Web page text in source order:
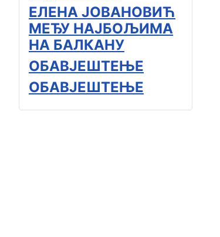
ЕЛЕНА ЈОВАНОВИЋ
МЕЂУ НАЈБОЉИМА
НА БАЛКАНУ
ОБАВЈЕШТЕЊЕ
ОБАВЈЕШТЕЊЕ